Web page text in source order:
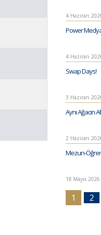
4 Haziran
Power
4 Haziran
Swap Days!
3 Haziran
Aynı Ağacın
2 Haziran
Mezun-
18 Mayıs 2026
1 2